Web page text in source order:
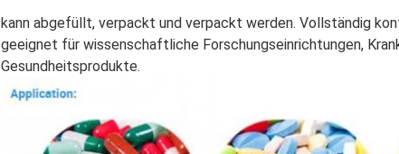
kann abgefüllt, verpackt und verpackt werden. Vollständig
geeignet für wissenschaftliche Forschungseinrichtungen,
Gesundheitsprodukte.